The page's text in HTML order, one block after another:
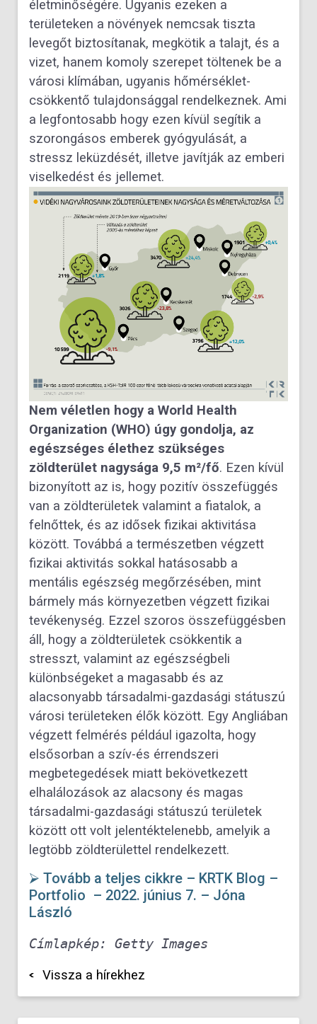
életminőségére. Ugyanis ezeken a
területeken a növények nemcsak tiszta
levegőt biztosítanak, megkötik a talajt, és a
vizet, hanem komoly szerepet töltenek be a
városi klímában, ugyanis hőmérséklet-
csökkentő tulajdonsággal rendelkeznek. Ami
a legfontosabb hogy ezen kívül segítik a
szorongásos emberek gyógyulását, a
stressz leküzdését, illetve javítják az emberi
viselkedést és jellemet.
Nem véletlen hogy a World Health
Organization (WHO) úgy gondolja, az
egészséges élethez szükséges
zöldterület nagysága 9,5 m²/fő. Ezen kívül
bizonyított az is, hogy pozitív összefüggés
van a zöldterületek valamint a fiatalok, a
felnőttek, és az idősek fizikai aktivitása
között. Továbbá a természetben végzett
fizikai aktivitás sokkal hatásosabb a
mentális egészség megőrzésében, mint
bármely más környezetben végzett fizikai
tevékenység. Ezzel szoros összefüggésben
áll, hogy a zöldterületek csökkentik a
stresszt, valamint az egészségbeli
különbségeket a magasabb és az
alacsonyabb társadalmi-gazdasági státuszú
városi területeken élők között. Egy Angliában
végzett felmérés például igazolta, hogy
elsősorban a szív-és érrendszeri
megbetegedések miatt bekövetkezett
elhalálozások az alacsony és magas
társadalmi-gazdasági státuszú területek
között ott volt jelentéktelenebb, amelyik a
legtöbb zöldterülettel rendelkezett.
⮚ Tovább a teljes cikkre – KRTK Blog –
Portfolio – 2022. június 7. – Jóna
László
Címlapkép: Getty Images
Vissza a hírekhez